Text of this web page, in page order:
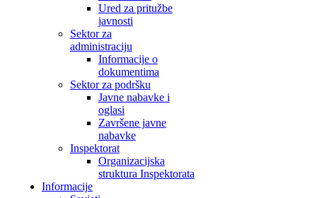
Ured za pritužbe
javnosti
Sektor za
administraciju
Informacije o
dokumentima
Sektor za podršku
Javne nabavke i
oglasi
Završene javne
nabavke
Inspektorat
Organizacijska
struktura Inspektorata
Informacije